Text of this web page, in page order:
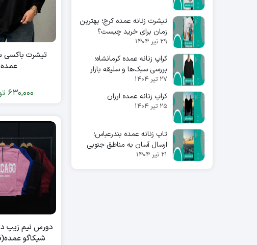
تیشرت باکسی
عمده
630,000
دورس نیم زیپ
شیکاگو عمده(6 عددی)
تیشرت زنانه عمده کرج؛ بهترین
زمان برای خرید چیست؟
۲۹ تیر ۱۴۰۴
کراپ زنانه عمده کرمانشاه؛
بررسی سبک‌ها و سلیقه بازار
۲۷ تیر ۱۴۰۴
کراپ زنانه عمده ارزان
۲۵ تیر ۱۴۰۴
تاپ زنانه عمده بندرعباس؛
ارسال آسان به مناطق جنوبی
۲۱ تیر ۱۴۰۴